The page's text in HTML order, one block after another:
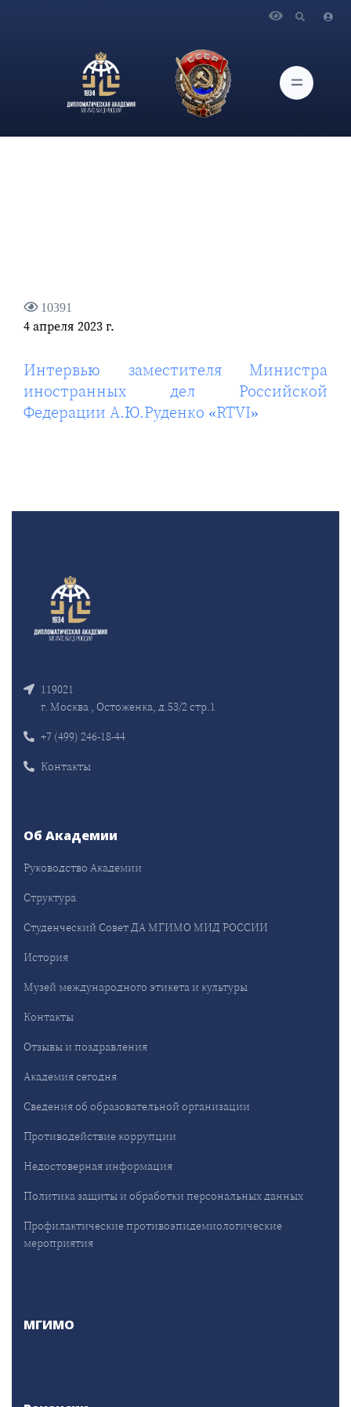
Российской Федерации А.Ю.Руденко «RTVI»
10391
4 апреля 2023 г.
Интервью заместителя Министра
иностранных дел Российской
Федерации А.Ю.Руденко «RTVI»
119021
г. Москва , Остоженка, д.53/2 стр.1
+7 (499) 246-18-44
Контакты
Об Академии
Руководство Академии
Структура
Студенческий Совет ДА МГИМО МИД РОССИИ
История
Музей международного этикета и культуры
Контакты
Отзывы и поздравления
Академия сегодня
Сведения об образовательной организации
Противодействие коррупции
Недостоверная информация
Политика защиты и обработки персональных данных
Профилактические противоэпидемиологические
мероприятия
МГИМО